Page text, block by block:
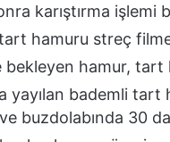
karıştırma işlemi
hamuru streç
hamur, tart
yayılan bademli
ve buzdolabında 30